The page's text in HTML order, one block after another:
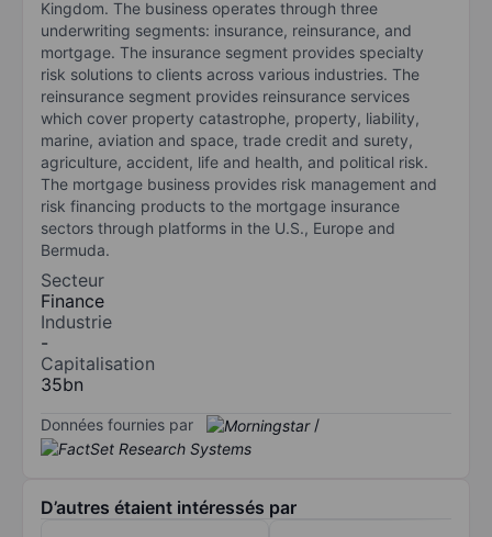
Kingdom. The business operates through three
underwriting segments: insurance, reinsurance, and
mortgage. The insurance segment provides specialty
risk solutions to clients across various industries. The
reinsurance segment provides reinsurance services
which cover property catastrophe, property, liability,
marine, aviation and space, trade credit and surety,
agriculture, accident, life and health, and political risk.
The mortgage business provides risk management and
risk financing products to the mortgage insurance
sectors through platforms in the U.S., Europe and
Bermuda.
Secteur
Finance
Industrie
-
Capitalisation
35bn
Données fournies par /
D’autres étaient intéressés par